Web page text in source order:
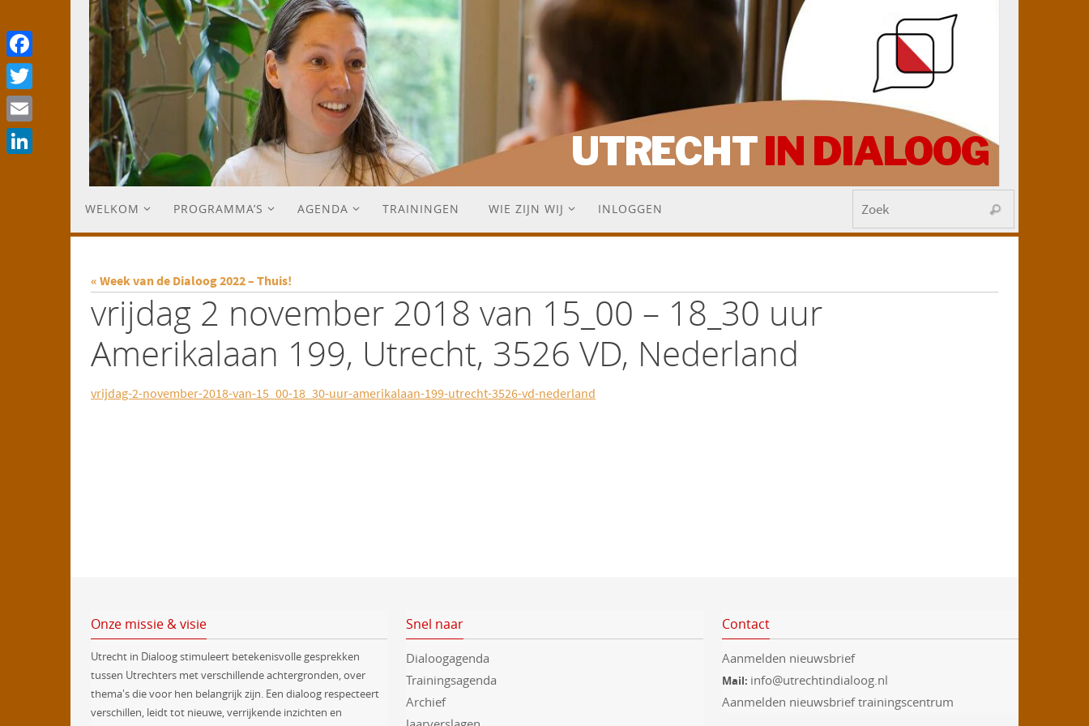
UTRECHTIN DIALOOG
WELKOM PROGRAMMA’S AGENDA TRAININGEN WIE ZIJN WIJ INLOGGEN
« Week van de Dialoog 2022 – Thuis!
vrijdag 2 november 2018 van 15_00 – 18_30 uur
Amerikalaan 199, Utrecht, 3526 VD, Nederland
vrijdag-2-november-2018-van-15_00-18_30-uur-amerikalaan-199-utrecht-3526-vd-nederland
Onze missie & visie
Utrecht in Dialoog stimuleert betekenisvolle gesprekken
tussen Utrechters met verschillende achtergronden, over
thema's die voor hen belangrijk zijn. Een dialoog respecteert
verschillen, leidt tot nieuwe, verrijkende inzichten en
Snel naar
Dialoogagenda
Trainingsagenda
Archief
Contact
Aanmelden nieuwsbrief
Mail: info@utrechtindialoog.nl
Aanmelden nieuwsbrief trainingscentrum
Facebook
Twitter
Email